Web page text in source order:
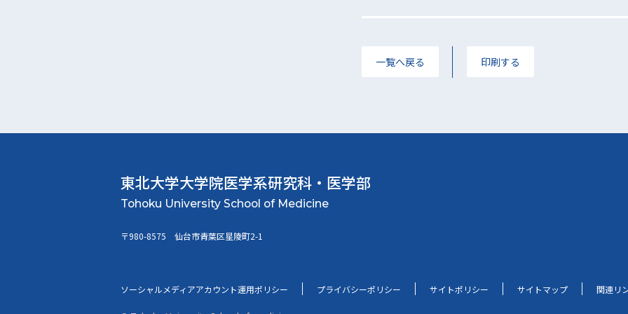
一覧へ戻る 印刷する
東北大学大学院医学系研究科・医学部
〒980-8575 仙台市青葉区星陵町2-1
ソーシャルメディアアカウント運用ポリシー プライバシーポリシー サイトポリシー サイトマップ 関連リ